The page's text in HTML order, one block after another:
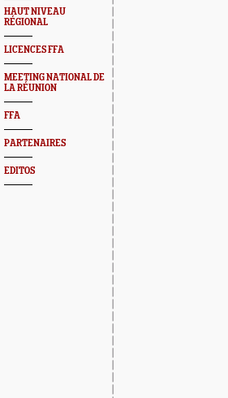
HAUT NIVEAU
RÉGIONAL
LICENCES FFA
MEETING NATIONAL DE
LA RÉUNION
FFA
PARTENAIRES
EDITOS